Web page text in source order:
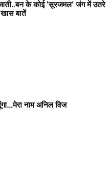
के कोई 'सूरजमल' जंग में उतरे
बातें
नाम अनिल विज